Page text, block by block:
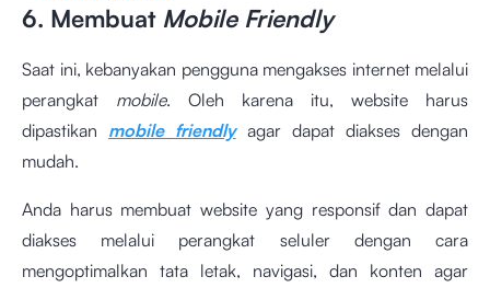
6. Membuat Mobile Friendly
Saat ini, kebanyakan pengguna mengakses internet melalui
perangkat mobile. Oleh karena itu, website harus
dipastikan mobile friendly agar dapat diakses dengan
mudah.
Anda harus membuat website yang responsif dan dapat
diakses melalui perangkat seluler dengan cara
mengoptimalkan tata letak, navigasi, dan konten agar